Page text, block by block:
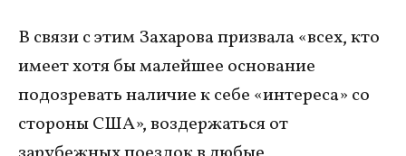
В связи с этим Захарова призвала «всех, кто
имеет хотя бы малейшее основание
подозревать наличие к себе «интереса» со
стороны США», воздержаться от